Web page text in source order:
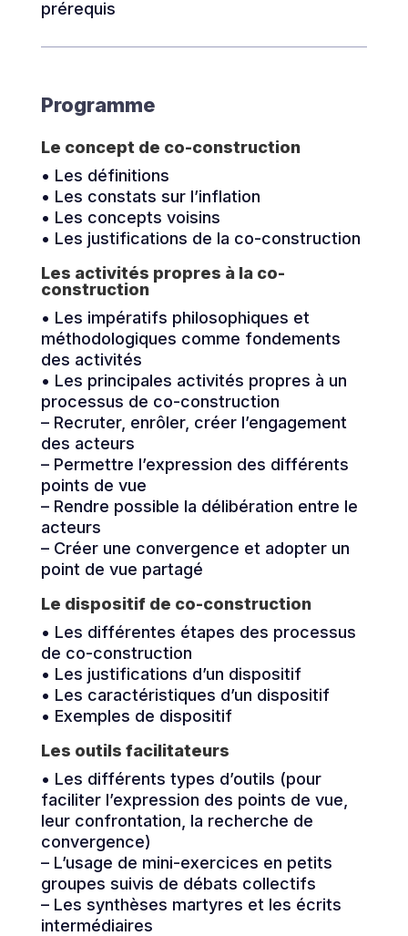
prérequis
Programme
Le concept de co-construction
• Les définitions
• Les constats sur l’inflation
• Les concepts voisins
• Les justifications de la co-construction
Les activités propres à la co-
construction
• Les impératifs philosophiques et
méthodologiques comme fondements
des activités
• Les principales activités propres à un
processus de co-construction
– Recruter, enrôler, créer l’engagement
des acteurs
– Permettre l’expression des différents
points de vue
– Rendre possible la délibération entre le
acteurs
– Créer une convergence et adopter un
point de vue partagé
Le dispositif de co-construction
• Les différentes étapes des processus
de co-construction
• Les justifications d’un dispositif
• Les caractéristiques d’un dispositif
• Exemples de dispositif
Les outils facilitateurs
• Les différents types d’outils (pour
faciliter l’expression des points de vue,
leur confrontation, la recherche de
convergence)
– L’usage de mini-exercices en petits
groupes suivis de débats collectifs
– Les synthèses martyres et les écrits
intermédiaires